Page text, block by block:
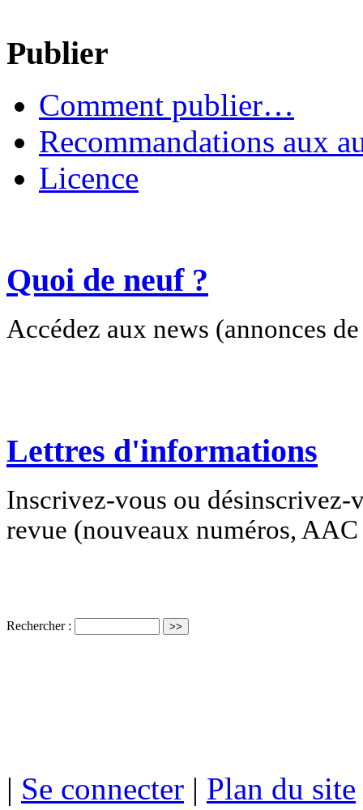
Publier
Comment publier…
Recommandations aux
Licence
Quoi de neuf ?
Accédez aux news (annonces
Lettres d'informations
Inscrivez-vous ou
revue (nouveaux numéros,
Rechercher :
| Se connecter | Plan du site